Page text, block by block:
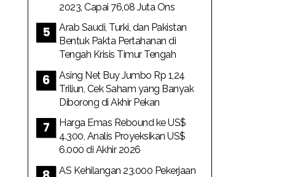
2023, Capai 76,08 Juta Ons
Arab Saudi, Turki, dan Pakistan
Bentuk Pakta Pertahanan di
Tengah Krisis Timur Tengah
Asing Net Buy Jumbo Rp 1,24
Triliun, Cek Saham yang Banyak
Diborong di Akhir Pekan
Harga Emas Rebound ke US$
4.300, Analis Proyeksikan US$
6.000 di Akhir 2026
AS Kehilangan 23.000 Pekerjaan